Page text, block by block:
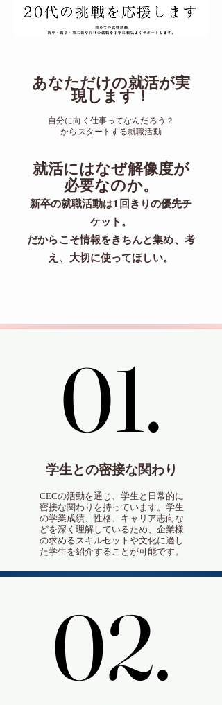
あなただけの就活が実
現します！
自分に向く仕事ってなんだろう？
からスタートする就職活動
​就活にはなぜ解像度が
必要なのか。
新卒の就職活動は1回きりの優先チ
ケット。
​だからこそ情報をきちんと集め、考
え、大切に使ってほしい。
01.
01.
学生との密接な関わり
CECの活動を通じ、学生と日常的に
密接な関わりを持っています。学生
の学業成績、性格、キャリア志向な
どを深く理解しているため、企業様
の求めるスキルセットや文化に適し
た学生を紹介することが可能です。
02.
02.